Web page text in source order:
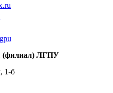
(филиал) ЛГПУ
1-б